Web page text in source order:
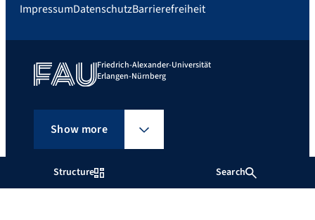
Structure Search
ImpressumDatenschutzBarrierefreiheit
Friedrich-Alexander-Universität
Erlangen-Nürnberg
Show more